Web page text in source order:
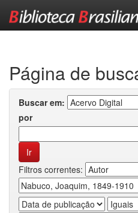
Página de
Buscar em:
por
Filtros correntes: